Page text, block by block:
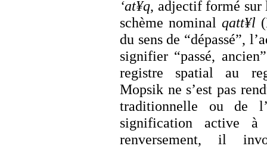
‘at¥q, adjectif formé
schème nominalqatt¥l
du sens de “dépassé”,
signifier “passé,
registre spatial au
Mopsik ne s’est pas
traditionnelle ou de
signification active
renversement, il